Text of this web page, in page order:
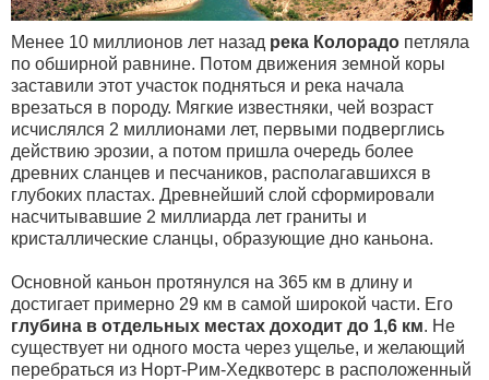
Менее 10 миллионов лет назад река Колорадо петляла
по обширной равнине. Потом движения земной коры
заставили этот участок подняться и река начала
врезаться в породу. Мягкие известняки, чей возраст
исчислялся 2 миллионами лет, первыми подверглись
действию эрозии, а потом пришла очередь более
древних сланцев и песчаников, располагавшихся в
глубоких пластах. Древнейший слой сформировали
насчитывавшие 2 миллиарда лет граниты и
кристаллические сланцы, образующие дно каньона.
Основной каньон протянулся на 365 км в длину и
достигает примерно 29 км в самой широкой части. Его
глубина в отдельных местах доходит до 1,6 км. Не
существует ни одного моста через ущелье, и желающий
перебраться из Норт-Рим-Хедквотерс в расположенный